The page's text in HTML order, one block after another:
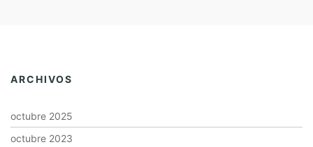
ARCHIVOS
octubre 2025
octubre 2023